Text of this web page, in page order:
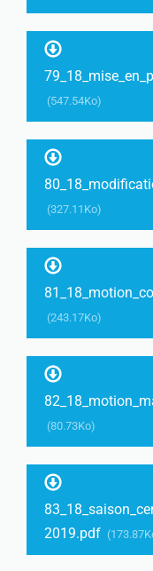
(547.54Ko)
(327.11Ko)
(243.17Ko)
(80.73Ko)
2019.pdf